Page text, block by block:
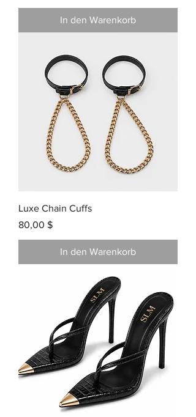
In den Warenkorb
Luxe Chain Cuffs
Preis
80,00 $
In den Warenkorb